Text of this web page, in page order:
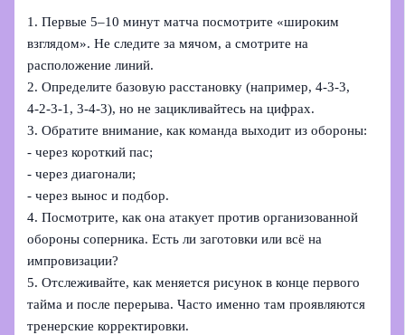
1. Первые 5–10 минут матча посмотрите «широким
взглядом». Не следите за мячом, а смотрите на
расположение линий.
2. Определите базовую расстановку (например, 4‑3‑3,
4‑2‑3‑1, 3‑4‑3), но не зацикливайтесь на цифрах.
3. Обратите внимание, как команда выходит из обороны:
- через короткий пас;
- через диагонали;
- через вынос и подбор.
4. Посмотрите, как она атакует против организованной
обороны соперника. Есть ли заготовки или всё на
импровизации?
5. Отслеживайте, как меняется рисунок в конце первого
тайма и после перерыва. Часто именно там проявляются
тренерские корректировки.